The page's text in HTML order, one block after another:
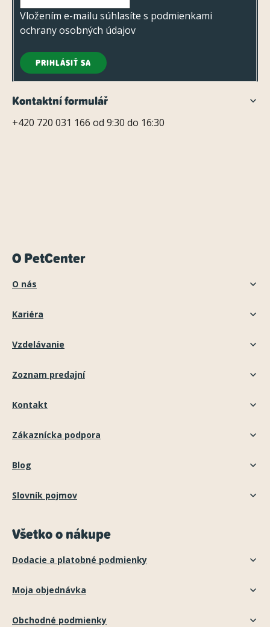
Vložením e-mailu súhlasíte s podmienkami
ochrany osobných údajov
PRIHLÁSIŤ SA
Kontaktní formulář
+420 720 031 166 od 9:30 do 16:30
O PetCenter
O nás
Kariéra
Vzdelávanie
Zoznam predajní
Kontakt
Zákaznícka podpora
Blog
Slovník pojmov
Všetko o nákupe
Dodacie a platobné podmienky
Moja objednávka
Obchodné podmienky